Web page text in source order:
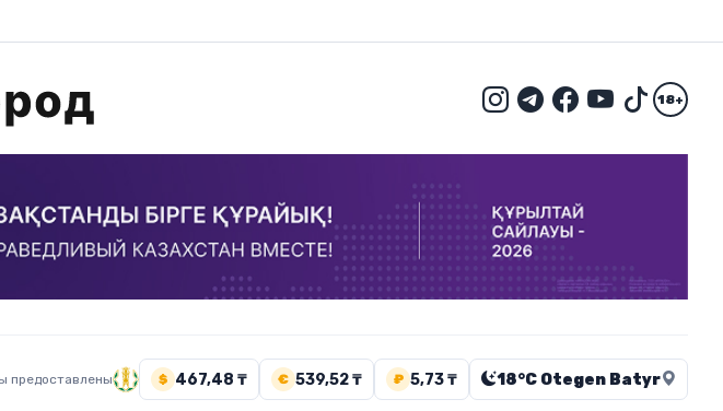
18+
предоставлены $ 467,48 ₸ € 539,52 ₸ ₽ 5,73 ₸ 18°C Otegen Batyr